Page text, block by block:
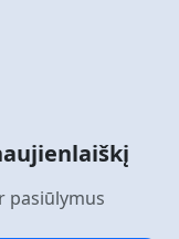
pasiūlymus